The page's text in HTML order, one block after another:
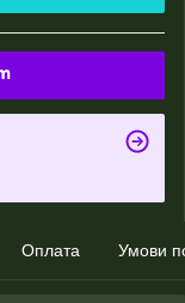
Оплата Умови